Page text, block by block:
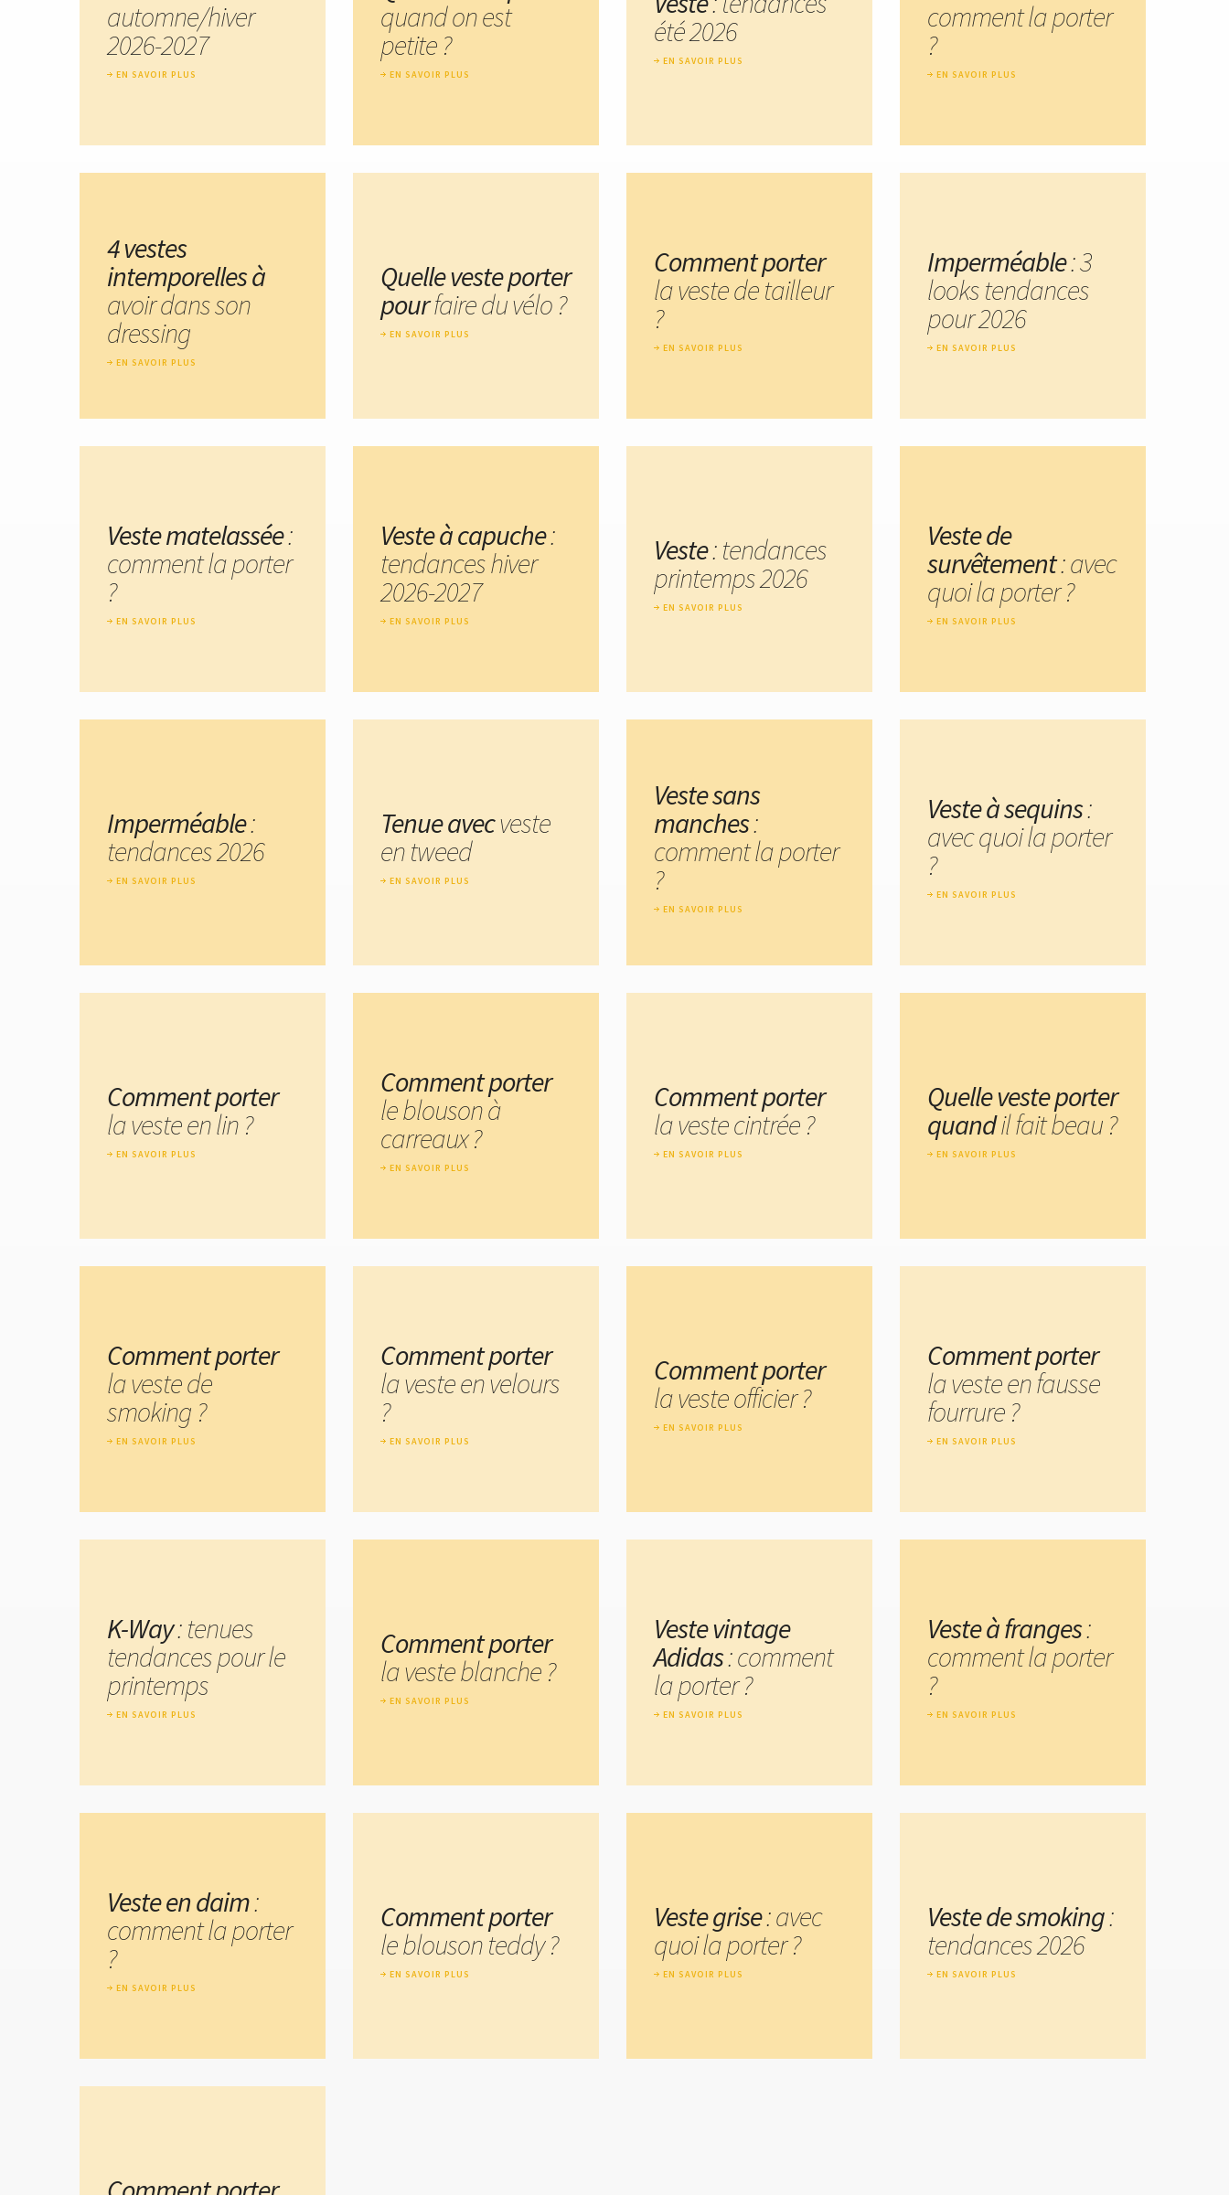
automne/hiver
2026-2027
EN SAVOIR PLUS
quand on est
petite ?
EN SAVOIR PLUS
été 2026
EN SAVOIR PLUS
comment la porter
?
EN SAVOIR PLUS
4 vestes
intemporelles à
avoir dans son
dressing
EN SAVOIR PLUS
Quelle veste porter
pourfaire du vélo ?
EN SAVOIR PLUS
Comment porter
la veste de tailleur
?
EN SAVOIR PLUS
Imperméable: 3
looks tendances
pour 2026
EN SAVOIR PLUS
Veste matelassée:
comment la porter
?
EN SAVOIR PLUS
Veste à capuche:
tendances hiver
2026-2027
EN SAVOIR PLUS
Veste: tendances
printemps 2026
EN SAVOIR PLUS
Veste de
survêtement: avec
quoi la porter ?
EN SAVOIR PLUS
Imperméable:
tendances 2026
EN SAVOIR PLUS
Tenue avecveste
en tweed
EN SAVOIR PLUS
Veste sans
manches:
comment la porter
?
EN SAVOIR PLUS
Veste à sequins:
avec quoi la porter
?
EN SAVOIR PLUS
Comment porter
la veste en lin ?
EN SAVOIR PLUS
Comment porter
le blouson à
carreaux ?
EN SAVOIR PLUS
Comment porter
la veste cintrée ?
EN SAVOIR PLUS
Quelle veste porter
quandil fait beau ?
EN SAVOIR PLUS
Comment porter
la veste de
smoking ?
EN SAVOIR PLUS
Comment porter
la veste en velours
?
EN SAVOIR PLUS
Comment porter
la veste officier ?
EN SAVOIR PLUS
Comment porter
la veste en fausse
fourrure ?
EN SAVOIR PLUS
K-Way: tenues
tendances pour le
printemps
EN SAVOIR PLUS
Comment porter
la veste blanche ?
EN SAVOIR PLUS
Veste vintage
Adidas: comment
la porter ?
EN SAVOIR PLUS
Veste à franges:
comment la porter
?
EN SAVOIR PLUS
Veste en daim:
comment la porter
?
EN SAVOIR PLUS
Comment porter
le blouson teddy ?
EN SAVOIR PLUS
Veste grise: avec
quoi la porter ?
EN SAVOIR PLUS
Veste de smoking:
tendances 2026
EN SAVOIR PLUS